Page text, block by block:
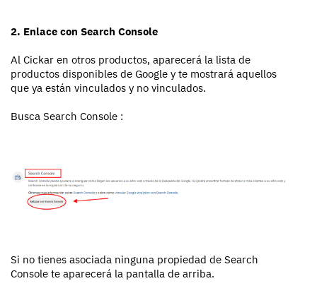
2. Enlace con Search Console
Al Cickar en otros productos, aparecerá la lista de
productos disponibles de Google y te mostrará aquellos
que ya están vinculados y no vinculados.
Busca Search Console :
Si no tienes asociada ninguna propiedad de Search
Console te aparecerá la pantalla de arriba.